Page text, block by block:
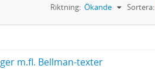
Sortera:
Riktning: Ökande
m.fl. Bellman-texter